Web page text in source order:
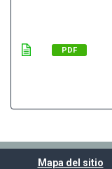
PDF
Mapa del sitio